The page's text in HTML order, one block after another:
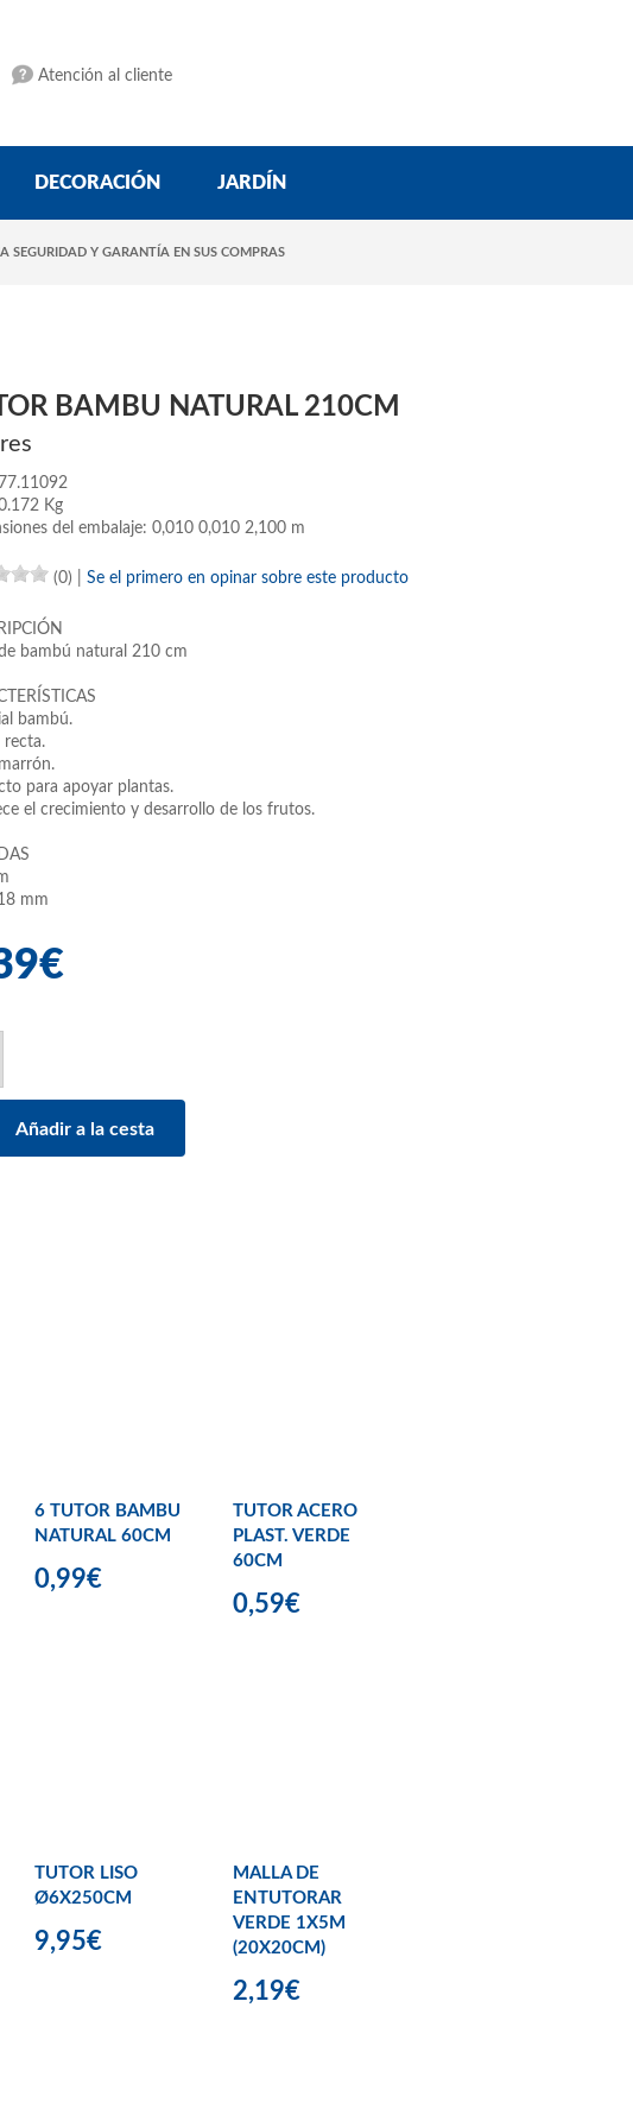
Atención al cliente
DECORACIÓN JARDÍN
SEGURIDAD Y GARANTÍA EN SUS COMPRAS
BAMBU NATURAL 210CM
Kg
del embalaje: 0,010 0,010 2,100 m
(0) Se el primero en opinar sobre este producto
de bambú natural 210 cm
bambú.
recta.
para apoyar plantas.
el crecimiento y desarrollo de los frutos.
mm
6 TUTOR BAMBU
NATURAL 60CM
0,99€
TUTOR ACERO
PLAST. VERDE
60CM
0,59€
TUTOR LISO
Ø6X250CM
9,95€
MALLA DE
ENTUTORAR
VERDE 1X5M
(20X20CM)
2,19€